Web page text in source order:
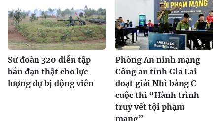
Sư đoàn 320 diễn tập
bắn đạn thật cho lực
lượng dự bị động viên
Phòng An ninh mạng
Công an tỉnh Gia Lai
đoạt giải Nhì bảng C
cuộc thi “Hành trình
truy vết tội phạm
mạng”